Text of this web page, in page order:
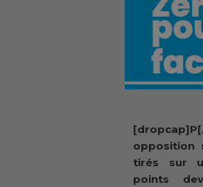
opposition
tirés sur
points